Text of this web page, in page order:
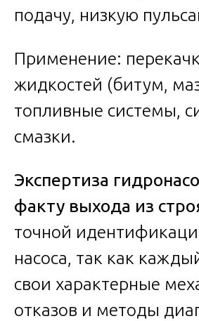
подачу, низкую
Применение:
жидкостей (битум,
топливные системы,
смазки.
Экспертиза
факту выхода из
точной
насоса, так как
свои характерные
отказов и методы